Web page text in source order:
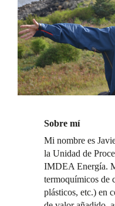
Sobre mí
Mi nombre es
la Unidad de
IMDEA Energía.
termoquímicos de
plásticos, etc.) en